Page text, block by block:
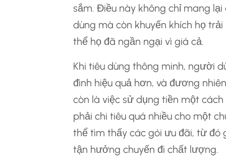
sắm. Điều này không chỉ mang
dùng mà còn khuyến khích họ
thể họ đã ngần ngại vì giá cả.
Khi tiêu dùng thông minh, người
đình hiệu quả hơn, và đương
còn là việc sử dụng tiền một
phải chi tiêu quá nhiều cho một
thể tìm thấy các gói ưu đãi, từ đó
tận hưởng chuyến đi chất lượng.